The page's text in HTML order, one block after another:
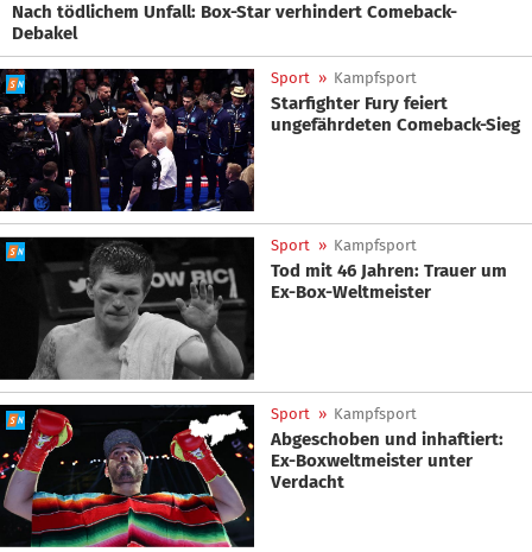
Nach tödlichem Unfall: Box-Star verhindert Comeback-
Debakel
Sport » Kampfsport
Starfighter Fury feiert
ungefährdeten Comeback-Sieg
Sport » Kampfsport
Tod mit 46 Jahren: Trauer um
Ex-Box-Weltmeister
Sport » Kampfsport
Abgeschoben und inhaftiert:
Ex-Boxweltmeister unter
Verdacht